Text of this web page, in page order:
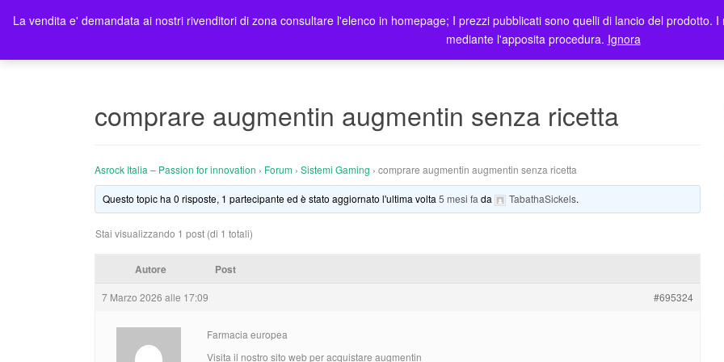
Home Prodotti Blog Registrazione Utenti Elenco
comprare augmentin augmentin senza ricetta
Asrock Italia – Passion for innovation › Forum › Sistemi Gaming › comprare augmentin augmentin senza ricetta
Questo topic ha 0 risposte, 1 partecipante ed è stato aggiornato l'ultima volta5 mesi fa da TabathaSickels.
Stai visualizzando 1 post (di 1 totali)
Autore Post
7 Marzo 2026 alle 17:09 #695324
Farmacia europea
Visita il nostro sito web per acquistare augmentin
La vendita e' demandata ai nostri rivenditori di zona consultare l'elenco in homepage; I prezzi pubblicati sono quelli di lancio del prodotto.
mediante l'apposita procedura. Ignora